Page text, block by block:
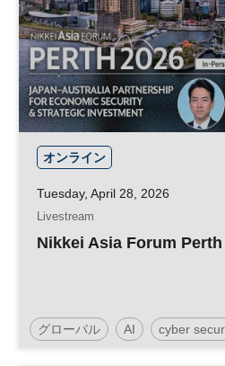
オンライン
Tuesday, April 28, 2026
Livestream
Nikkei Asia Forum Perth
グローバル AI cyber